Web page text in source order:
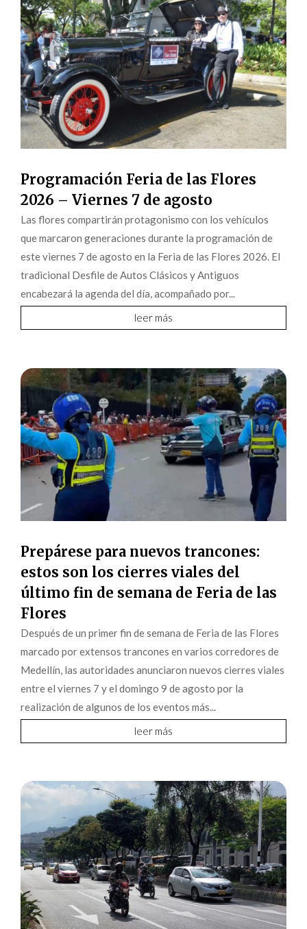
Programación Feria de las Flores
2026 – Viernes 7 de agosto
Las flores compartirán protagonismo con los vehículos
que marcaron generaciones durante la programación de
este viernes 7 de agosto en la Feria de las Flores 2026. El
tradicional Desfile de Autos Clásicos y Antiguos
encabezará la agenda del día, acompañado por...
leer más
Prepárese para nuevos trancones:
estos son los cierres viales del
último fin de semana de Feria de las
Flores
Después de un primer fin de semana de Feria de las Flores
marcado por extensos trancones en varios corredores de
Medellín, las autoridades anunciaron nuevos cierres viales
entre el viernes 7 y el domingo 9 de agosto por la
realización de algunos de los eventos más...
leer más